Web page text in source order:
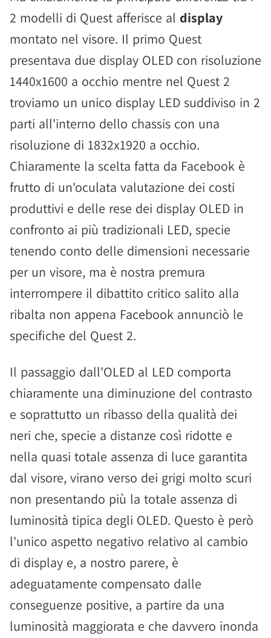
2 modelli di Quest afferisce al display
montato nel visore. Il primo Quest
presentava due display OLED con risoluzione
1440x1600 a occhio mentre nel Quest 2
troviamo un unico display LED suddiviso in 2
parti all'interno dello chassis con una
risoluzione di 1832x1920 a occhio.
Chiaramente la scelta fatta da Facebook è
frutto di un'oculata valutazione dei costi
produttivi e delle rese dei display OLED in
confronto ai più tradizionali LED, specie
tenendo conto delle dimensioni necessarie
per un visore, ma è nostra premura
interrompere il dibattito critico salito alla
ribalta non appena Facebook annunciò le
specifiche del Quest 2.
Il passaggio dall'OLED al LED comporta
chiaramente una diminuzione del contrasto
e soprattutto un ribasso della qualità dei
neri che, specie a distanze così ridotte e
nella quasi totale assenza di luce garantita
dal visore, virano verso dei grigi molto scuri
non presentando più la totale assenza di
luminosità tipica degli OLED. Questo è però
l'unico aspetto negativo relativo al cambio
di display e, a nostro parere, è
adeguatamente compensato dalle
conseguenze positive, a partire da una
luminosità maggiorata e che davvero inonda